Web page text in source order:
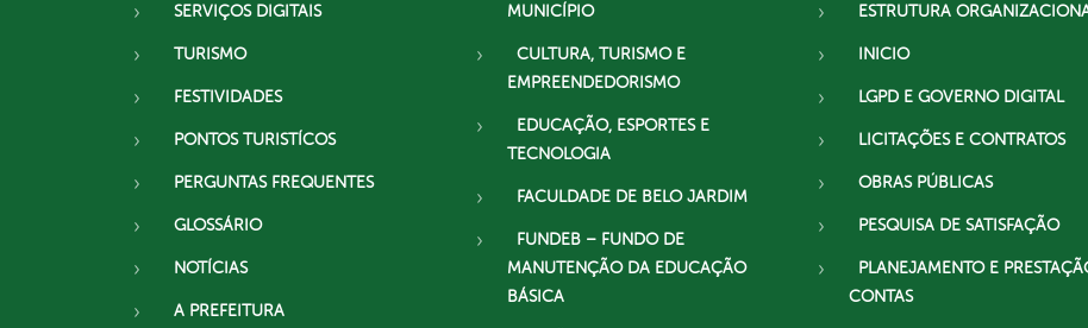
SERVIÇOS DIGITAIS
TURISMO
FESTIVIDADES
PONTOS TURISTÍCOS
PERGUNTAS FREQUENTES
GLOSSÁRIO
NOTÍCIAS
A PREFEITURA
MUNICÍPIO
CULTURA, TURISMO E
EMPREENDEDORISMO
EDUCAÇÃO, ESPORTES E
TECNOLOGIA
FACULDADE DE BELO JARDIM
FUNDEB – FUNDO DE
MANUTENÇÃO DA EDUCAÇÃO
BÁSICA
ESTRUTURA
INICIO
LGPD E GOVERNO DIGITAL
LICITAÇÕES E CONTRATOS
OBRAS PÚBLICAS
PESQUISA DE SATISFAÇÃO
PLANEJAMENTO E
CONTAS